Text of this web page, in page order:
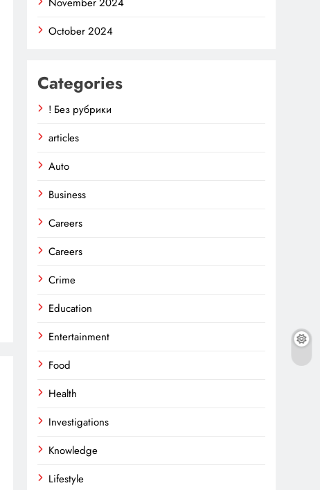
October 2024
Categories
! Без рубрики
articles
Auto
Business
Careers
Careers
Crime
Education
Entertainment
Food
Health
Investigations
Knowledge
Lifestyle